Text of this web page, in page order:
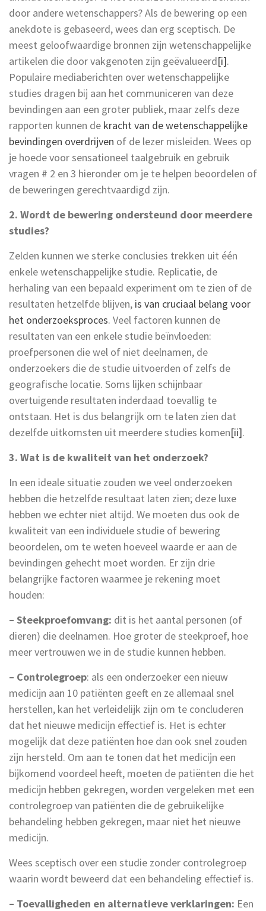
door andere wetenschappers? Als de bewering op een
anekdote is gebaseerd, wees dan erg sceptisch. De
meest geloofwaardige bronnen zijn wetenschappelijke
artikelen die door vakgenoten zijn geëvalueerd[i].
Populaire mediaberichten over wetenschappelijke
studies dragen bij aan het communiceren van deze
bevindingen aan een groter publiek, maar zelfs deze
rapporten kunnen de kracht van de wetenschappelijke
bevindingen overdrijven of de lezer misleiden. Wees op
je hoede voor sensationeel taalgebruik en gebruik
vragen # 2 en 3 hieronder om je te helpen beoordelen of
de beweringen gerechtvaardigd zijn.
2. Wordt de bewering ondersteund door meerdere
studies?
Zelden kunnen we sterke conclusies trekken uit één
enkele wetenschappelijke studie. Replicatie, de
herhaling van een bepaald experiment om te zien of de
resultaten hetzelfde blijven, is van cruciaal belang voor
het onderzoeksproces. Veel factoren kunnen de
resultaten van een enkele studie beïnvloeden:
proefpersonen die wel of niet deelnamen, de
onderzoekers die de studie uitvoerden of zelfs de
geografische locatie. Soms lijken schijnbaar
overtuigende resultaten inderdaad toevallig te
ontstaan. Het is dus belangrijk om te laten zien dat
dezelfde uitkomsten uit meerdere studies komen[ii].
3. Wat is de kwaliteit van het onderzoek?
In een ideale situatie zouden we veel onderzoeken
hebben die hetzelfde resultaat laten zien; deze luxe
hebben we echter niet altijd. We moeten dus ook de
kwaliteit van een individuele studie of bewering
beoordelen, om te weten hoeveel waarde er aan de
bevindingen gehecht moet worden. Er zijn drie
belangrijke factoren waarmee je rekening moet
houden:
– Steekproefomvang: dit is het aantal personen (of
dieren) die deelnamen. Hoe groter de steekproef, hoe
meer vertrouwen we in de studie kunnen hebben.
– Controlegroep: als een onderzoeker een nieuw
medicijn aan 10 patiënten geeft en ze allemaal snel
herstellen, kan het verleidelijk zijn om te concluderen
dat het nieuwe medicijn effectief is. Het is echter
mogelijk dat deze patiënten hoe dan ook snel zouden
zijn hersteld. Om aan te tonen dat het medicijn een
bijkomend voordeel heeft, moeten de patiënten die het
medicijn hebben gekregen, worden vergeleken met een
controlegroep van patiënten die de gebruikelijke
behandeling hebben gekregen, maar niet het nieuwe
medicijn.
Wees sceptisch over een studie zonder controlegroep
waarin wordt beweerd dat een behandeling effectief is.
– Toevalligheden en alternatieve verklaringen: Een